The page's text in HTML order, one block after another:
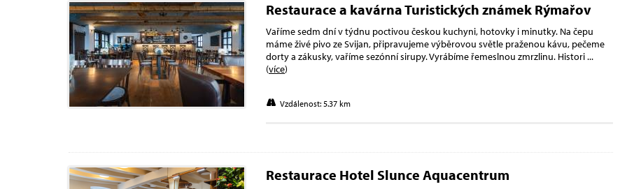
Restaurace a kavárna Turistických známek Rýmařov
Vaříme sedm dní v týdnu poctivou českou kuchyni, hotovky i minutky. Na čepu
máme živé pivo ze Svijan, připravujeme výběrovou světle praženou kávu, pečeme
dorty a zákusky, vaříme sezónní sirupy. Vyrábíme řemeslnou zmrzlinu. Histori...
(více)
Vzdálenost: 5.37 km
Restaurace Hotel Slunce Aquacentrum